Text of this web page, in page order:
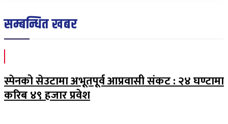
सम्बन्धित खबर
स्पेनको सेउटामा अभूतपूर्व आप्रवासी संकट : २४ घण्टामा
करिब ४९ हजार प्रवेश